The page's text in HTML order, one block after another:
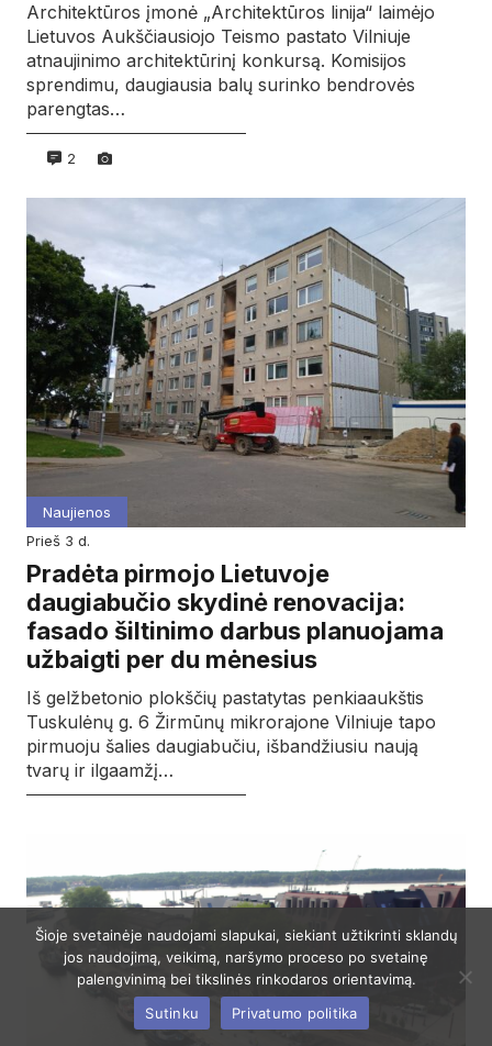
Architektūros įmonė „Architektūros linija“ laimėjo
Lietuvos Aukščiausiojo Teismo pastato Vilniuje
atnaujinimo architektūrinį konkursą. Komisijos
sprendimu, daugiausia balų surinko bendrovės
parengtas…
2
Naujienos
prieš 3 d.
Pradėta pirmojo Lietuvoje
daugiabučio skydinė renovacija:
fasado šiltinimo darbus planuojama
užbaigti per du mėnesius
Iš gelžbetonio plokščių pastatytas penkiaaukštis
Tuskulėnų g. 6 Žirmūnų mikrorajone Vilniuje tapo
pirmuoju šalies daugiabučiu, išbandžiusiu naują
tvarų ir ilgaamžį…
Šioje svetainėje naudojami slapukai, siekiant užtikrinti sklandų
jos naudojimą, veikimą, naršymo proceso po svetainę
palengvinimą bei tikslinės rinkodaros orientavimą.
Sutinku
Privatumo politika